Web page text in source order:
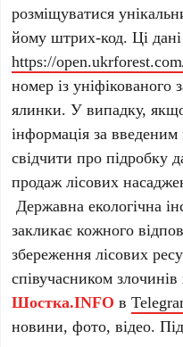
розміщуватися
йому штрих-код. Ці
https://
номер із
ялинки. У випадку,
інформація за
свідчити про підробку
продаж лісових
Державна екологічна
закликає кожного
збереження лісових
співучасником
Шостка.INFO в
новини, фото, відео.